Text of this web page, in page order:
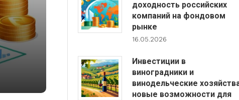
доходность российских
компаний на фондовом
рынке
16.05.2026
Инвестиции в
виноградники и
винодельческие
новые возможности для